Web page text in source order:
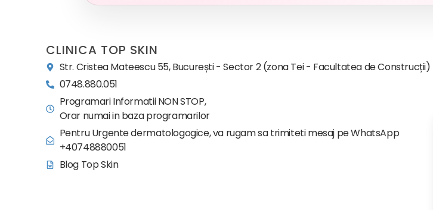
CLINICA TOP SKIN
Str. Cristea Mateescu 55, București - Sector 2 (zona Tei - Facultatea de Construcții)
0748.880.051
Programari Informatii NON STOP,
Orar numai in baza programarilor
Pentru Urgente dermatologogice, va rugam sa trimiteti mesaj pe WhatsApp
+40748880051
Blog Top Skin